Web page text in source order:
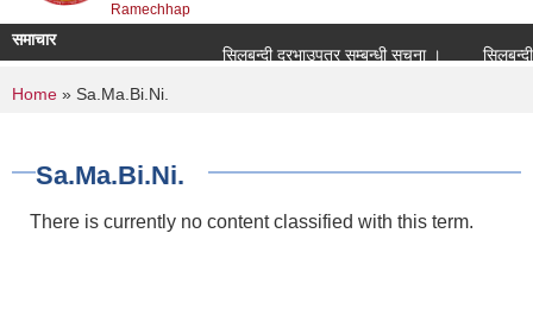
Ramechhap
समाचार
सिलबन्दी दरभाउपत्र सम्बन्धी सूचना ।
सिलबन्दी
You are here
Home » Sa.Ma.Bi.Ni.
Sa.Ma.Bi.Ni.
There is currently no content classified with this term.